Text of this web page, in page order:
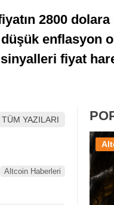
2800
enflasyon
fiyat
TÜM YAZILARI
Altcoin Haberleri